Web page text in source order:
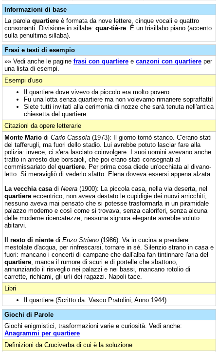
Informazioni di base
La parola quartiere è formata da nove lettere, cinque vocali e quattro
consonanti. Divisione in sillabe: quar-tiè-re . È un trisillabo piano (accento
sulla penultima sillaba).
Frasi e testi di esempio
»» Vedi anche le pagine frasi con quartiere e canzoni con quartiere per
una lista di esempi.
Esempi d'uso
Il quartiere dove vivevo da piccolo era molto povero.
Fu una lotta senza quartiere ma non volevamo rimanere sopraffatti!
Siete tutti invitati alla cerimonia di nozze che sarà tenuta nell'antica
chiesetta del quartiere.
Citazioni da opere letterarie
Monte Mario di Carlo Cassola (1973): Il giorno tornò stanco. C'erano stati
dei tafferugli, ma fuori dello stadio. Lui avrebbe potuto lasciar fare alla
polizia: invece, ci s'era lasciato coinvolgere. I suoi uomini avevano anche
tratto in arresto due borsaioli, che poi erano stati consegnati al
commissariato del quartiere . Per prima cosa diede un'occhiata al divano-
letto. Si meravigliò di vederlo sfatto. Elena doveva essersi appena alzata.
La vecchia casa di Neera (1900): La piccola casa, nella via deserta, nel
quartiere eccentrico, non aveva destato le cupidigie dei nuovi arricchiti;
nessuno aveva mai pensato che si potesse trasformarla in un piramidale
palazzo moderno e così come si trovava, senza caloriferi, senza alcuna
delle moderne ricercatezze, nessuna signora elegante avrebbe voluto
abitarvi.
Il resto di niente di Enzo Striano (1986): Va in cucina a prendere
mestolate d'acqua, per rinfrescarsi, tornare in sé. Silenzio strano in casa e
fuori: mancano i concerti di campane che dall'alba fan tintinnare l'aria del
quartiere , manca il rumore di scuri e di portelle che sbattono,
annunziando il risveglio nei palazzi e nei bassi, mancano rotolio di
carrette, richiami, gli urli dei ragazzi. Napoli tace.
Libri
Il quartiere (Scritto da: Vasco Pratolini; Anno 1944)
Giochi di Parole
Giochi enigmistici, trasformazioni varie e curiosità. Vedi anche:
Anagrammi per quartiere
Definizioni da Cruciverba di cui è la soluzione